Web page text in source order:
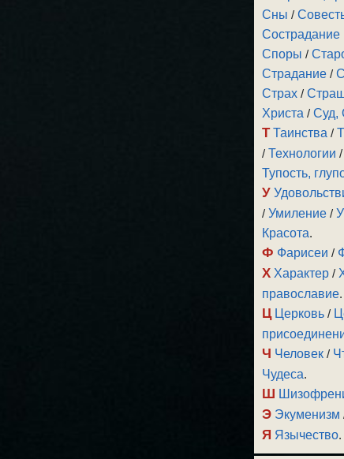
Сны /
Сострадание
Споры /
Страдание /
Страх /
Христа /Суд,
Т Таинства /
/Технологии
Тупость,
У
/Умиление /
Красота.
Ф Фарисеи /
Х Характер /
православие.
Ц Церковь /
Ч Человек /
Чудеса.
Ш
Э Экуменизм
Я Язычество.